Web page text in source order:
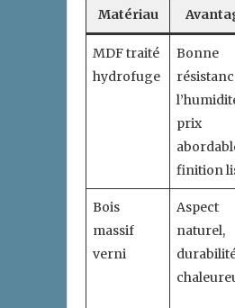
Matériau
MDF traité
hydrofuge
Bonne
prix
finition
Bois
massif
verni
Aspect
naturel,